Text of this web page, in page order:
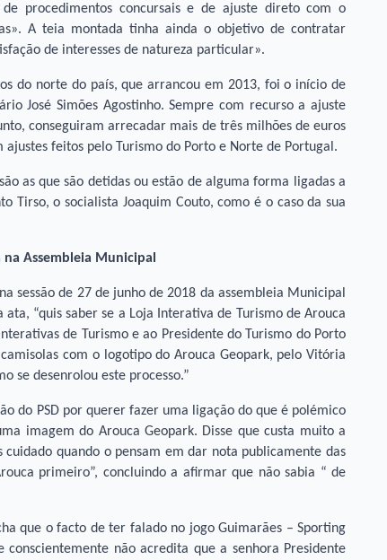
procedimentos concursais e de ajuste direto com o
A teia montada tinha ainda o objetivo de contratar
de interesses de natureza particular».
do norte do país, que arrancou em 2013, foi o início de
José Simões Agostinho. Sempre com recurso a ajuste
conseguiram arrecadar mais de três milhões de euros
feitos pelo Turismo do Porto e Norte de Portugal.
as que são detidas ou estão de alguma forma ligadas a
Tirso, o socialista Joaquim Couto, como é o caso da sua
Assembleia Municipal
sessão de 27 de junho de 2018 da assembleia Municipal
“quis saber se a Loja Interativa de Turismo de Arouca
de Turismo e ao Presidente do Turismo do Porto
com o logotipo do Arouca Geopark, pelo Vitória
se desenrolou este processo.”
do PSD por querer fazer uma ligação do que é polémico
imagem do Arouca Geopark. Disse que custa muito a
quando o pensam em dar nota publicamente das
primeiro”, concluindo a afirmar que não sabia “ de
que o facto de ter falado no jogo Guimarães – Sporting
não acredita que a senhora Presidente